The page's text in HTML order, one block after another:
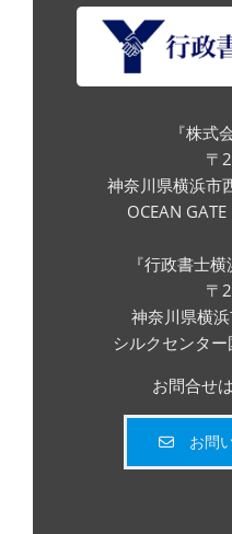
『株式
〒
神奈川県横浜市
OCEAN
『行政書士
〒
神奈川県横
シルクセンタ
お問合せ
お問